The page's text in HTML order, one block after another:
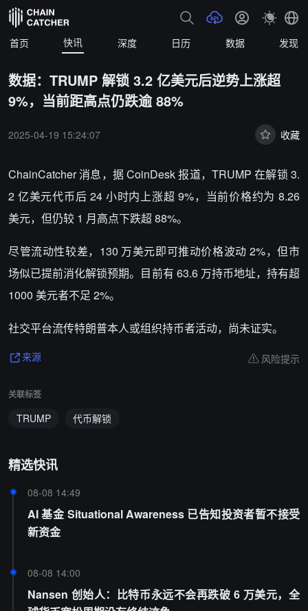
首页 快讯 深度 日历 数据 发现
数据：TRUMP 解锁 3.2 亿美元后逆势上涨超
9%，当前距高点仍跌逾 88%
2025-04-19 15:24:07 收藏
ChainCatcher 消息，据 CoinDesk 报道， TRUMP 在解锁 3.
2 亿美元代币后 24 小时内上涨超 9%，当前价格约为 8.26
美元，但仍较 1 月高点下跌超 88%。
尽管流动性较差，130 万美元即可推动价格波动 2%，但市
场似已提前消化解锁预期。目前有 63.6 万持币地址，持有超
1000 美元者不足 2%。
社交平台流传特朗普本人或组织持币者活动，尚未证实。
来源 风险提示
关联标签
TRUMP 代币解锁
精选快讯
08-08 14:49
AI 基金 Situational Awareness 已告知投资者暂不接受
新资金
08-08 14:00
Nansen 创始人：比特币永远不会再跌破 6 万美元，全